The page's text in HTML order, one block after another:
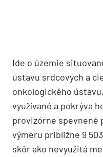
Ide o územie
ústavu srdcových a
onkologického
využívané a pokrýva
provizórne spevnené
výmeru približne 9
skôr ako nevyužitá